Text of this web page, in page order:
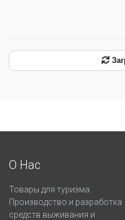
О Нас
Товары для туризма.
Производство и разработка
средств выживания и